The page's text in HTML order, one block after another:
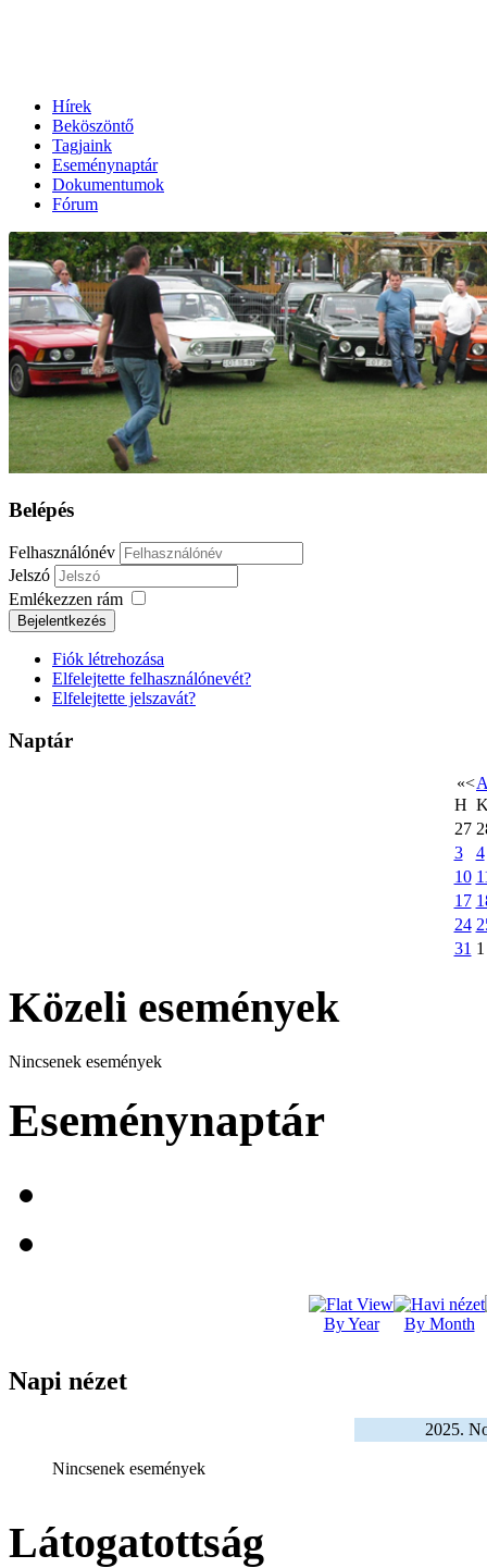
Hírek
Beköszöntő
Tagjaink
Eseménynaptár
Dokumentumok
Fórum
Belépés
Felhasználónév
Jelszó
Emlékezzen rám
Bejelentkezés
Fiók létrehozása
Elfelejtette felhasználónevét?
Elfelejtette jelszavát?
Naptár
«<
H
27
3
4
10
17
24
31 1
Közeli események
Nincsenek események
Eseménynaptár
By Year By Month
Napi nézet
2025.
Nincsenek események
Látogatottság